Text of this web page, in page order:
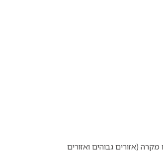
(אזורים גבוהים ואזורים